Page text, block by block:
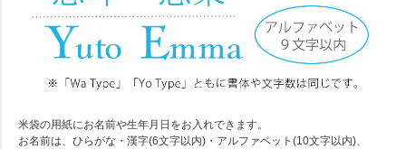
米袋の用紙にお名前や生年月日をお入れできます。
お名前は、ひらがな・漢字(6文字以内)・アルファベット(10文字以内)、